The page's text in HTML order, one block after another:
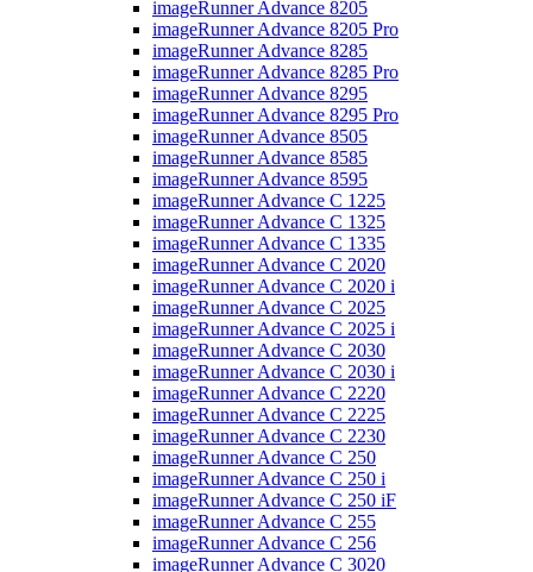
imageRunner Advance 8205
imageRunner Advance 8205 Pro
imageRunner Advance 8285
imageRunner Advance 8285 Pro
imageRunner Advance 8295
imageRunner Advance 8295 Pro
imageRunner Advance 8505
imageRunner Advance 8585
imageRunner Advance 8595
imageRunner Advance C 1225
imageRunner Advance C 1325
imageRunner Advance C 1335
imageRunner Advance C 2020
imageRunner Advance C 2020 i
imageRunner Advance C 2025
imageRunner Advance C 2025 i
imageRunner Advance C 2030
imageRunner Advance C 2030 i
imageRunner Advance C 2220
imageRunner Advance C 2225
imageRunner Advance C 2230
imageRunner Advance C 250
imageRunner Advance C 250 i
imageRunner Advance C 250 iF
imageRunner Advance C 255
imageRunner Advance C 256
imageRunner Advance C 3020